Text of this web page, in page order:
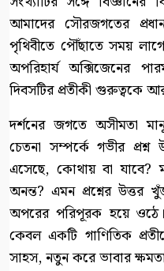
আমাদের সৌরজগতের
পৃথিবীতে পৌঁছাতে সময়
অপরিহার্য অক্সিজেনের
দিবসটির প্রতীকী গুরুত্বকে
দর্শনের জগতে অসীমতা
চেতনা সম্পর্কে গভীর
এসেছে, কোথায় বা যাবে?
অনন্ত? এমন প্রশ্নের উত্তর
অপরের পরিপূরক হয়ে
কেবল একটি গাণিতিক
সাহস, নতুন করে ভাবার ক্ষমতা